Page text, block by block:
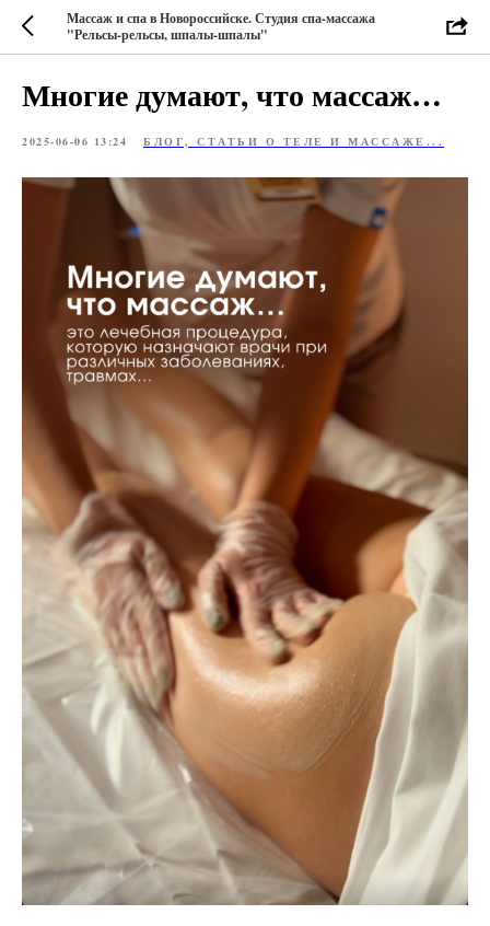
Массаж и спа в Новороссийске. Студия спа-массажа
"Рельсы-рельсы, шпалы-шпалы"
Многие думают, что массаж…
2025-06-06 13:24 БЛОГ, СТАТЬИ О ТЕЛЕ И МАССАЖЕ...